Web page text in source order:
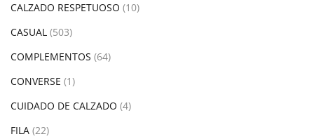
CALZADO RESPETUOSO (10)
CASUAL (503)
COMPLEMENTOS (64)
CONVERSE (1)
CUIDADO DE CALZADO (4)
FILA (22)